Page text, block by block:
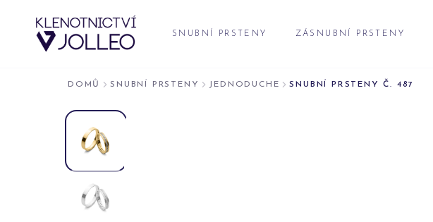
SNUBNÍ PRSTENY ZÁSNUBNÍ PRSTENY
DOMŮ SNUBNÍ PRSTENY JEDNODUCHE SNUBNÍ PRSTENY Č. 487